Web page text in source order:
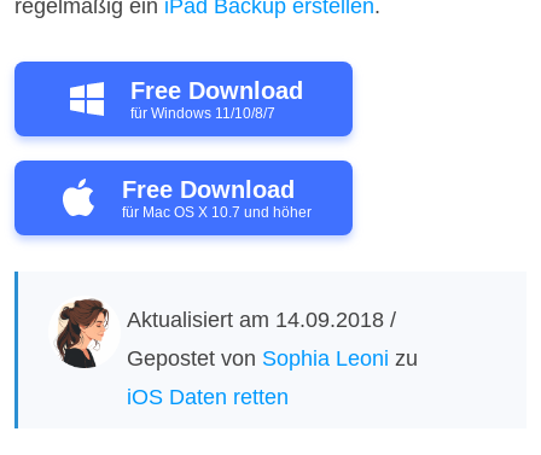
regelmäßig ein iPad Backup erstellen.
Free Download
für Windows 11/10/8/7
Free Download
für Mac OS X 10.7 und höher
Aktualisiert am 14.09.2018 /
Gepostet von Sophia Leoni zu
iOS Daten retten